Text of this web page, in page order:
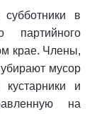
в
партийного
крае. Члены,
мусор
и
на